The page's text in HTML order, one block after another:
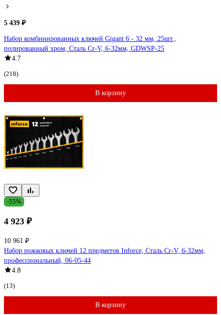
5 439 ₽
Набор комбинированных ключей Gigant 6 - 32 мм, 25шт.,
полированный хром, Сталь Cr-V, 6-32мм, GDWSP-25
4.7
(218)
В корзину
-55%
4 923 ₽
10 961 ₽
Набор рожковых ключей 12 предметов Inforce, Сталь Cr-V, 6-32мм,
профессиональный, 06-05-44
4.8
(13)
В корзину